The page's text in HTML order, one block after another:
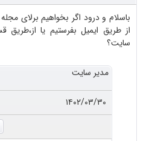
باسلام و درود اگر بخواهیم برلای
از طریق ایمیل بفرستیم یا
سایت؟
مدیر سایت
۱۴۰۲/۰۳/۳۰